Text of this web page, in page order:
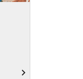
navigate_next